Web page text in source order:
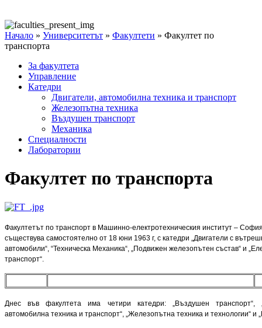
Начало » Университетът » Факултети » Факултет по
транспорта
За факултета
Управление
Катедри
Двигатели, автомобилна техника и транспорт
Железопътна техника
Въздушен транспорт
Механика
Специалности
Лаборатории
Факултет по транспорта
Факултетът по транспорт в Машинно-електротехническия институт –
съществува самостоятелно от 18 юни 1963 г, с катедри „Двигатели с
автомобили“, “Техническа Механика“, „Подвижен железопътен състав“ и
транспорт“.
Днес във факултета има четири катедри: „Въздушен транспорт“,
автомобилна техника и транспорт“, „Железопътна техника и технологии“ и